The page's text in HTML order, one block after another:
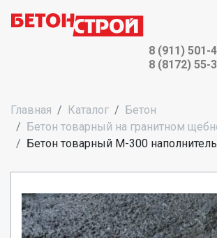
8 (911) 501-
8 (8172) 55-
Главная Каталог
Бетон
Бетон товарный на гранитном
Бетон товарный М-300 наполнитель